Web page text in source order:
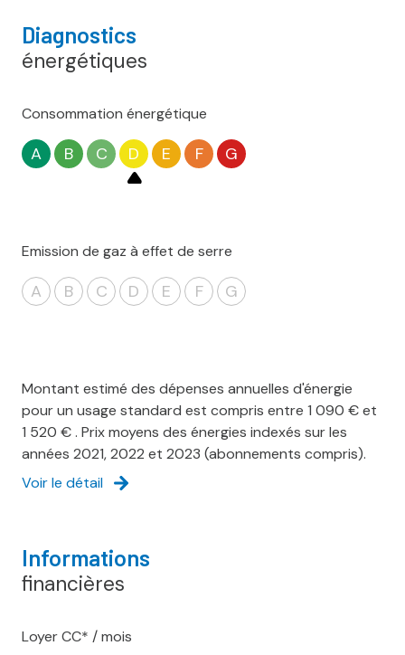
Diagnostics
énergétiques
Consommation énergétique
A B C D E F G
Emission de gaz à effet de serre
A B C D E F G
Montant estimé des dépenses annuelles d'énergie
pour un usage standard est compris entre 1 090 € et
1 520 € . Prix moyens des énergies indexés sur les
années 2021, 2022 et 2023 (abonnements compris).
Voir le détail
Informations
financières
Loyer CC* / mois